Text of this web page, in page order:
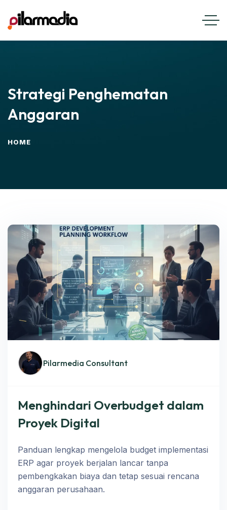
Strategi Penghematan
Anggaran
HOME
Pilarmedia Consultant
Menghindari Overbudget dalam
Proyek Digital
Panduan lengkap mengelola budget implementasi
ERP agar proyek berjalan lancar tanpa
pembengkakan biaya dan tetap sesuai rencana
anggaran perusahaan.